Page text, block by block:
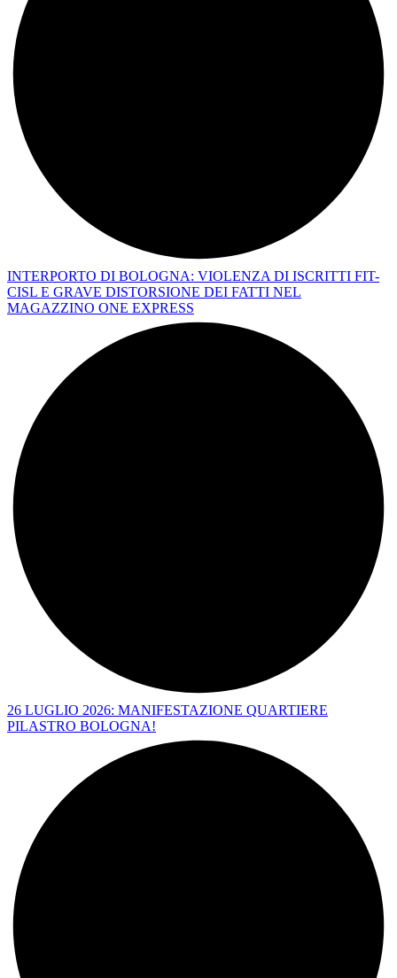
INTERPORTO DI BOLOGNA: VIOLENZA DI ISCRITTI FIT-
CISL E GRAVE DISTORSIONE DEI FATTI NEL
MAGAZZINO ONE EXPRESS
26 LUGLIO 2026: MANIFESTAZIONE QUARTIERE
PILASTRO BOLOGNA!